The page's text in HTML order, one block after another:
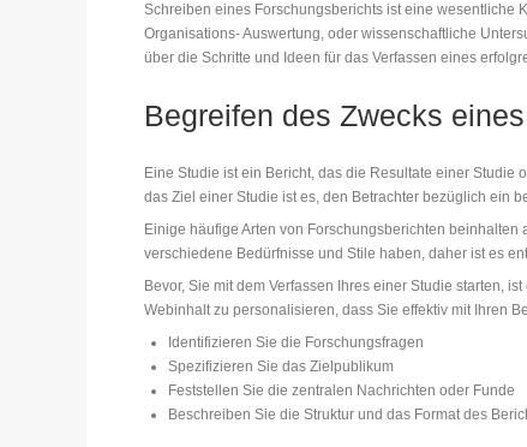
Schreiben eines Forschungsberichts ist eine wesentliche
Organisations- Auswertung, oder wissenschaftliche
über die Schritte und Ideen für das Verfassen eines
Begreifen des Zwecks
Eine Studie ist ein Bericht, das die Resultate einer
das Ziel einer Studie ist es, den Betrachter bezüglich ein
Einige häufige Arten von Forschungsberichten
verschiedene Bedürfnisse und Stile haben, daher ist es
Bevor, Sie mit dem Verfassen Ihres einer Studie starten,
Webinhalt zu personalisieren, dass Sie effektiv mit Ihren
Identifizieren Sie die Forschungsfragen
Spezifizieren Sie das Zielpublikum
Feststellen Sie die zentralen Nachrichten oder Funde
Beschreiben Sie die Struktur und das Format des